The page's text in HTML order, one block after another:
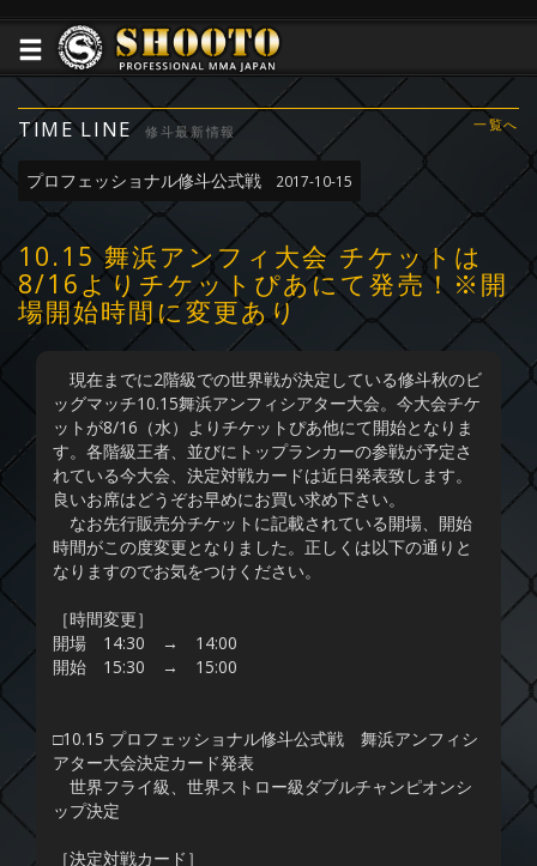
TIME LINE 修斗最新情報 一覧へ
プロフェッショナル修斗公式戦 2017-10-15
10.15 舞浜アンフィ大会 チケットは
8/16よりチケットぴあにて発売！※開
場開始時間に変更あり
現在までに2階級での世界戦が決定している修斗秋のビ
ッグマッチ10.15舞浜アンフィシアター大会。今大会チケ
ットが8/16（水）よりチケットぴあ他にて開始となりま
す。各階級王者、並びにトップランカーの参戦が予定さ
れている今大会、決定対戦カードは近日発表致します。
良いお席はどうぞお早めにお買い求め下さい。
なお先行販売分チケットに記載されている開場、開始
時間がこの度変更となりました。正しくは以下の通りと
なりますのでお気をつけください。
［時間変更］
開場 14:30 → 14:00
開始 15:30 → 15:00
□10.15 プロフェッショナル修斗公式戦 舞浜アンフィシ
アター大会決定カード発表
世界フライ級、世界ストロー級ダブルチャンピオンシ
ップ決定
［決定対戦カード］